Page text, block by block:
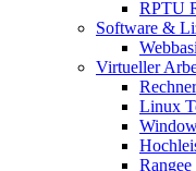
RPTU
Software &
Virtueller
Linux
Rangee